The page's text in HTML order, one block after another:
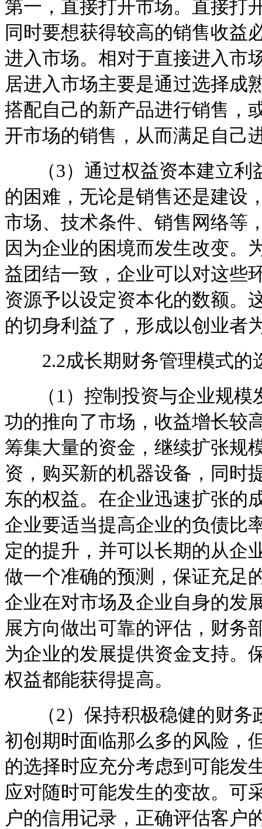
第一，直接打开市场。直接打
同时要想获得较高的销售收益
进入市场。相对于直接进入市
居进入市场主要是通过选择成
搭配自己的新产品进行销售，
开市场的销售，从而满足自己
（3）通过权益资本建立利
的困难，无论是销售还是建设
市场、技术条件、销售网络等
因为企业的困境而发生改变。
益团结一致，企业可以对这些
资源予以设定资本化的数额。
的切身利益了，形成以创业者
2.2成长期财务管理模式的
（1）控制投资与企业规模
功的推向了市场，收益增长较
筹集大量的资金，继续扩张规
资，购买新的机器设备，同时
东的权益。在企业迅速扩张的
企业要适当提高企业的负债比
定的提升，并可以长期的从企
做一个准确的预测，保证充足
企业在对市场及企业自身的发
展方向做出可靠的评估，财务
为企业的发展提供资金支持。
权益都能获得提高。
（2）保持积极稳健的财务
初创期时面临那么多的风险，
的选择时应充分考虑到可能发
应对随时可能发生的变故。可
户的信用记录，正确评估客户